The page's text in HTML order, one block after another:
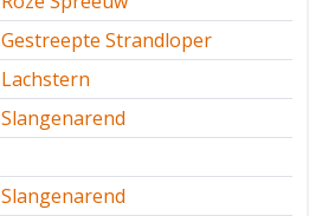
Gestreepte Strandloper
Lachstern
Slangenarend
Slangenarend